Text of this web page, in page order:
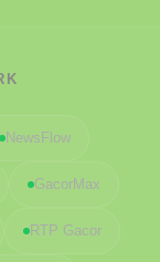
NewsFlow
GacorMax
RTP Gacor